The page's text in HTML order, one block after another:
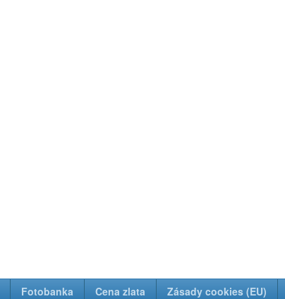
Fotobanka Cena zlata Zásady cookies (EU)